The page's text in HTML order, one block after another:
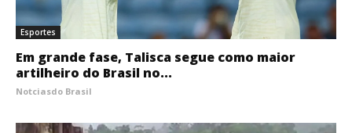
Esportes
Em grande fase, Talisca segue como maior
artilheiro do Brasil no...
Notciasdo Brasil